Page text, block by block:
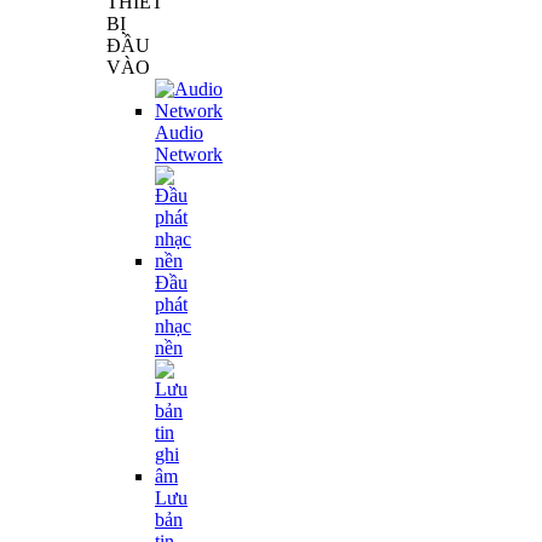
BỊ
ĐẦU
VÀO
Audio
Network
Đầu
phát
nhạc
nền
Lưu
bản